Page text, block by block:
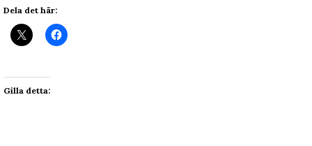
Dela det här:
Gilla detta: